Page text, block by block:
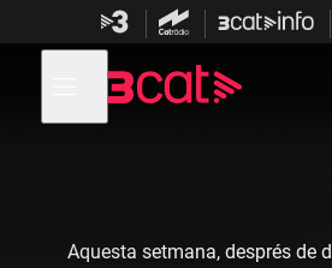
contingut
menú
de
Aquesta setmana, després de